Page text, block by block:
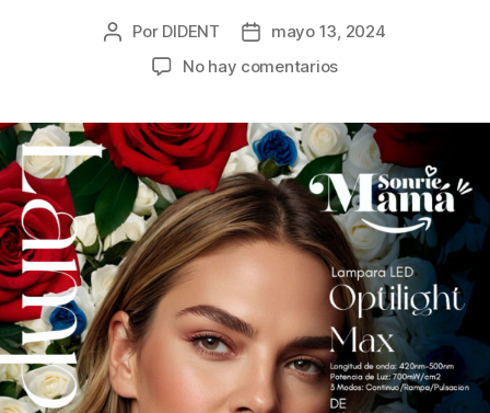
Por DIDENT
mayo 13, 2024
No hay comentarios